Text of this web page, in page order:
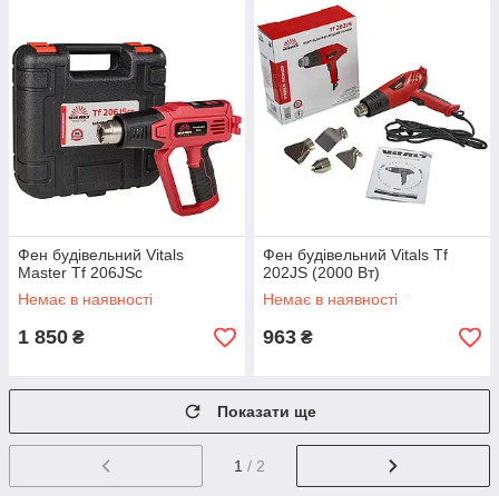
Фен будівельний Vitals
Master Tf 206JSc
Немає в наявності
1 850 ₴
Фен будівельний Vitals Tf
202JS (2000 Вт)
Немає в наявності
963 ₴
Показати ще
1 / 2